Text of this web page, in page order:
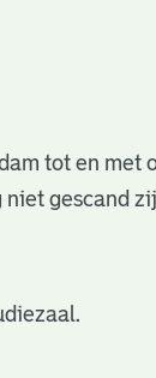
tot en
gescand